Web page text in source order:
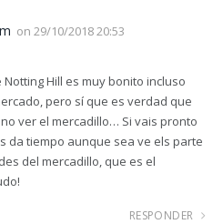
on 29/10/2018 20:53
Hill es muy bonito incluso
pero sí que es verdad que
ver el mercadillo… Si vais pronto
da tiempo aunque sea ve els parte
del mercadillo, que es el
RESPONDER